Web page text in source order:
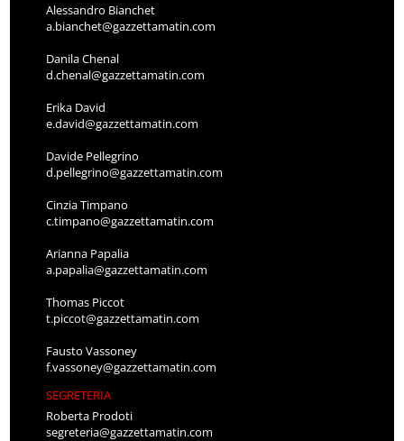
Alessandro Bianchet
a.bianchet@gazzettamatin.com
Danila Chenal
d.chenal@gazzettamatin.com
Erika David
e.david@gazzettamatin.com
Davide Pellegrino
d.pellegrino@gazzettamatin.com
Cinzia Timpano
c.timpano@gazzettamatin.com
Arianna Papalia
a.papalia@gazzettamatin.com
Thomas Piccot
t.piccot@gazzettamatin.com
Fausto Vassoney
f.vassoney@gazzettamatin.com
SEGRETERIA
Roberta Prodoti
segreteria@gazzettamatin.com